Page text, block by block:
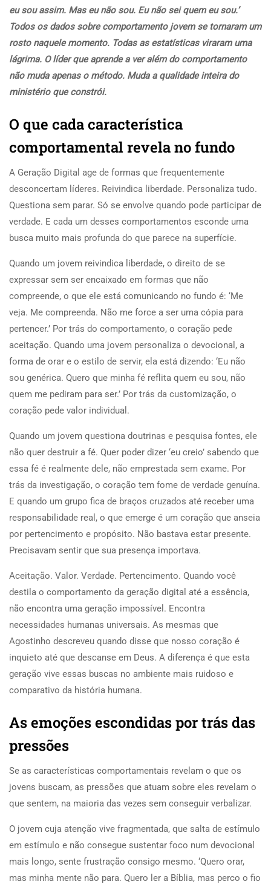
eu sou assim. Mas eu não sou. Eu não sei quem eu sou.’
Todos os dados sobre comportamento jovem se tornaram um
rosto naquele momento. Todas as estatísticas viraram uma
lágrima. O líder que aprende a ver além do comportamento
não muda apenas o método. Muda a qualidade inteira do
ministério que constrói.
O que cada característica
comportamental revela no fundo
A Geração Digital age de formas que frequentemente
desconcertam líderes. Reivindica liberdade. Personaliza tudo.
Questiona sem parar. Só se envolve quando pode participar de
verdade. E cada um desses comportamentos esconde uma
busca muito mais profunda do que parece na superfície.
Quando um jovem reivindica liberdade, o direito de se
expressar sem ser encaixado em formas que não
compreende, o que ele está comunicando no fundo é: ‘Me
veja. Me compreenda. Não me force a ser uma cópia para
pertencer.’ Por trás do comportamento, o coração pede
aceitação. Quando uma jovem personaliza o devocional, a
forma de orar e o estilo de servir, ela está dizendo: ‘Eu não
sou genérica. Quero que minha fé reflita quem eu sou, não
quem me pediram para ser.’ Por trás da customização, o
coração pede valor individual.
Quando um jovem questiona doutrinas e pesquisa fontes, ele
não quer destruir a fé. Quer poder dizer ‘eu creio’ sabendo que
essa fé é realmente dele, não emprestada sem exame. Por
trás da investigação, o coração tem fome de verdade genuína.
E quando um grupo fica de braços cruzados até receber uma
responsabilidade real, o que emerge é um coração que anseia
por pertencimento e propósito. Não bastava estar presente.
Precisavam sentir que sua presença importava.
Aceitação. Valor. Verdade. Pertencimento. Quando você
destila o comportamento da geração digital até a essência,
não encontra uma geração impossível. Encontra
necessidades humanas universais. As mesmas que
Agostinho descreveu quando disse que nosso coração é
inquieto até que descanse em Deus. A diferença é que esta
geração vive essas buscas no ambiente mais ruidoso e
comparativo da história humana.
As emoções escondidas por trás das
pressões
Se as características comportamentais revelam o que os
jovens buscam, as pressões que atuam sobre eles revelam o
que sentem, na maioria das vezes sem conseguir verbalizar.
O jovem cuja atenção vive fragmentada, que salta de estímulo
em estímulo e não consegue sustentar foco num devocional
mais longo, sente frustração consigo mesmo. ‘Quero orar,
mas minha mente não para. Quero ler a Bíblia, mas perco o fio